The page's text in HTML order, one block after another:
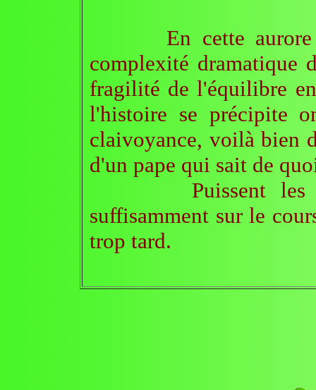
En cette aurore
complexité dramatique
fragilité de l'équilibre
l'histoire se précipite
claivoyance, voilà bien
d'un pape qui sait de
Puissent les
suffisamment sur le
trop tard.